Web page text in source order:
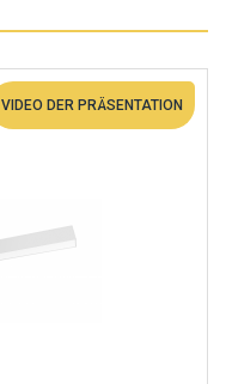
VIDEO DER PRÄSENTATION